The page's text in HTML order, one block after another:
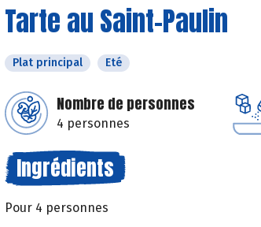
Tarte au Saint-Paulin
Plat principal Eté
Nombre de personnes
4 personnes
Ingrédients
Pour 4 personnes